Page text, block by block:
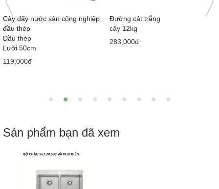
Cây đẩy nước sàn công nghiệp
đầu thép
Đầu thép
Lưỡi 50cm
119,000đ
Đường cát trắng
cây 12kg
283,000đ
Sản phẩm bạn đã xem